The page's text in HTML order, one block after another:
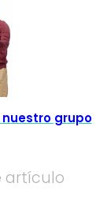
nuestro grupo
artículo